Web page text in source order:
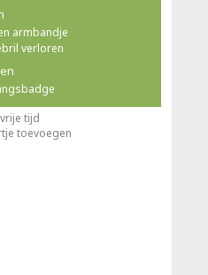
armbandje
verloren
tijd
toevoegen